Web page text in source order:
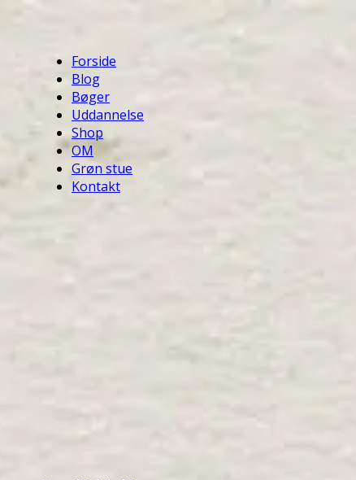
Forside
Blog
Bøger
Uddannelse
Shop
OM
Grøn stue
Kontakt